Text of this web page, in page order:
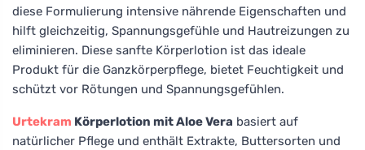
diese Formulierung intensive nährende Eigenschaften und
hilft gleichzeitig, Spannungsgefühle und Hautreizungen zu
eliminieren. Diese sanfte Körperlotion ist das ideale
Produkt für die Ganzkörperpflege, bietet Feuchtigkeit und
schützt vor Rötungen und Spannungsgefühlen.
Urtekram Körperlotion mit Aloe Vera basiert auf
natürlicher Pflege und enthält Extrakte, Buttersorten und